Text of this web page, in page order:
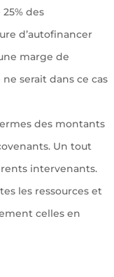
des
d’autofinancer
marge de
serait dans ce cas
des montants
Un tout
intervenants.
les ressources et
celles en